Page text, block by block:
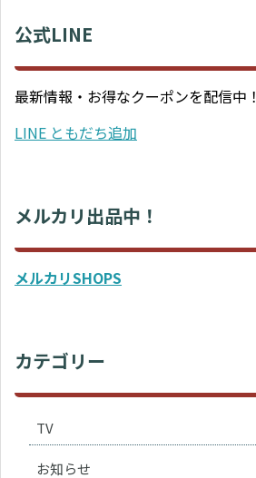
公式LINE
最新情報・お得なクーポンを配信中！
LINE ともだち追加
メルカリ出品中！
メルカリSHOPS
カテゴリー
TV
お知らせ